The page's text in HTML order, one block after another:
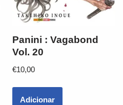
Panini : Vagabond
Vol. 20
€10,00
Adicionar